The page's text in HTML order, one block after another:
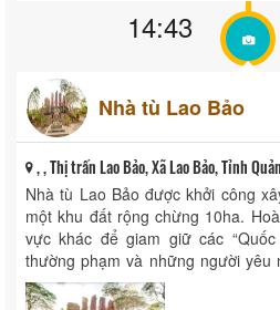
14:43
Nhà tù Lao Bảo
, , Thị trấn Lao Bảo, Xã Lao Bảo, Tỉnh
Nhà tù Lao Bảo được khởi công
một khu đất rộng chừng 10ha.
vực khác để giam giữ các
thường phạm và những người yêu
phong trào ...